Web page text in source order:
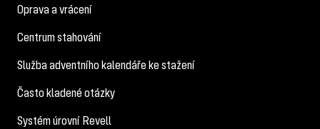
Oprava a vrácení
Centrum stahování
Služba adventního kalendáře ke stažení
Často kladené otázky
Systém úrovní Revell